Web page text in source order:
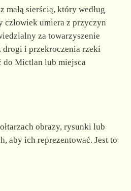
sierścią, który według
umiera z przyczyn
za towarzyszenie
drogi i przekroczenia rzeki
do Mictlan lub miejsca
obrazy, rysunki lub
aby ich reprezentować. Jest to